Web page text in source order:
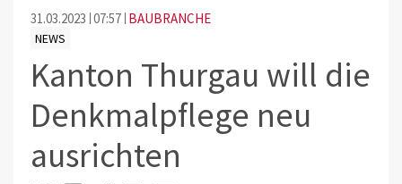
31.03.2023 07:57 BAUBRANCHE
NEWS
Kanton Thurgau will die
Denkmalpflege neu
ausrichten